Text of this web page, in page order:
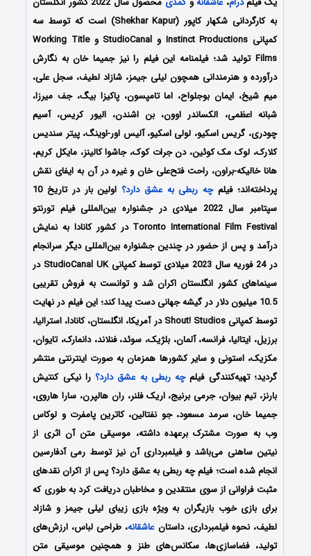
به کارگردانی شکهار کاپور (Shekhar Kapur) است که توسط سه
کمپانی‌ Instinct Productions و StudioCanal و Working Title
Films تولید شد؛ فیلمنامه این فیلم را نیز جمیما خان به نگارش
درآورده و هنرمندانی همچون لیلی جیمز، شازاد لطیف، سجل علی،
میم شیخ، ایمان بوجلواح، اما تامپسون، پاکیزا بیگ، جف میرزا،
شبانه اعظمی، الکساندر اوون، بن اشندن، الیور کریس، آسیم
چودری، گریس اسکیو، لولی اسکیو، آلیس اور-اوینگ، پیتر سندیس
کلارک، لوک مک کوئین، دن جرات کوک، جاشوا کالینز، مایکل کریم،
هانا خالیکه-براون، راحت فتح‌علی خان و غیره در آن به ایفای نقش
پرداخته‌اند؛ فیلمچه ربطی به عشق دارد؟
اولین بار در تاریخ 10
سپتامبر سال 2022 میلادی در جشنواره بین‌المللی فیلم تورنتو
Toronto International Film Festival در کشور کانادا به نمایش
درآمد و پس از حضور در چندین جشنواره بین‌المللی دیگر سرانجام
در 24 فوریه سال 2023 میلادی توسط کمپانی StudioCanal UK در
سینماهای کشور انگلستان اکران شد و توانست به فروش تقریبی
10.5 میلیون دلار در گیشه جهانی دست پیدا کند؛ این فیلم در نهایت
توسط کمپانی Shout! Studios در آمریکا، انگلستان، کانادا، استرالیا،
برزیل، ایتالیا، فرانسه، آلمان، بلژیک، سوئد، فنلاند، دانمارک، تایوان،
مکزیک، استونی و سایر کشورها همزمان به صورت اینترنتی منتشر
گردید؛ تهیه‌کنندگی فیلمچه ربطی به عشق دارد؟ را نیکی کنتیش
بارنز، تیم بیوان، جرمی برنیج، اریک فلنر، ران هالپرن، سارا هاروی،
جمیما خان، سرمد مسعود، جو نفتالین، کاترین پامفرت و لوکاس
وب به صورت مشترک برعهده داشته، موسیقی متن آن اثری از
نیتین ساهنی می‌باشد و فیلمبرداری آن نیز توسط رمی آدفارسین
انجام شده است؛ فیلم چه ربطی به عشق دارد؟ پس از اکران نقدهای
مثبت فراوانی از سوی منتقدین و مخاطبان دریافت کرد به طوری که
برای بازی خوب بازیگران به ویژه بازی زیبای لیلی جیمز و شازاد
لطیف، نحوه فیلمبرداری، داستانعاشقانه، طراحی لباس، ارزش‌های
تولید، فضاسازی‌ها، سکانس‌های طنز و همچنین موسیقی متن